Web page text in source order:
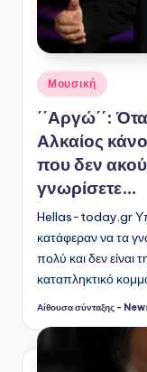
Αναρτήθηκε
σε
Μουσική
΄΄Αργώ΄΄:
Αλκαίος
που δεν
γνωρίσετε…
Hellas-today.gr
κατάφεραν να τα
πολύ και δεν
καταπληκτικό
Συγγραφέας:
Αίθουσα σύνταξης -